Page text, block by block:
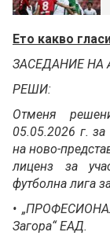
Ето какво
ЗАСЕДАНИЕ НА
РЕШИ:
Отменя
05.05.2026 г. за
на ново-
лиценз за
футболна лига
•
Загора“ ЕАД.